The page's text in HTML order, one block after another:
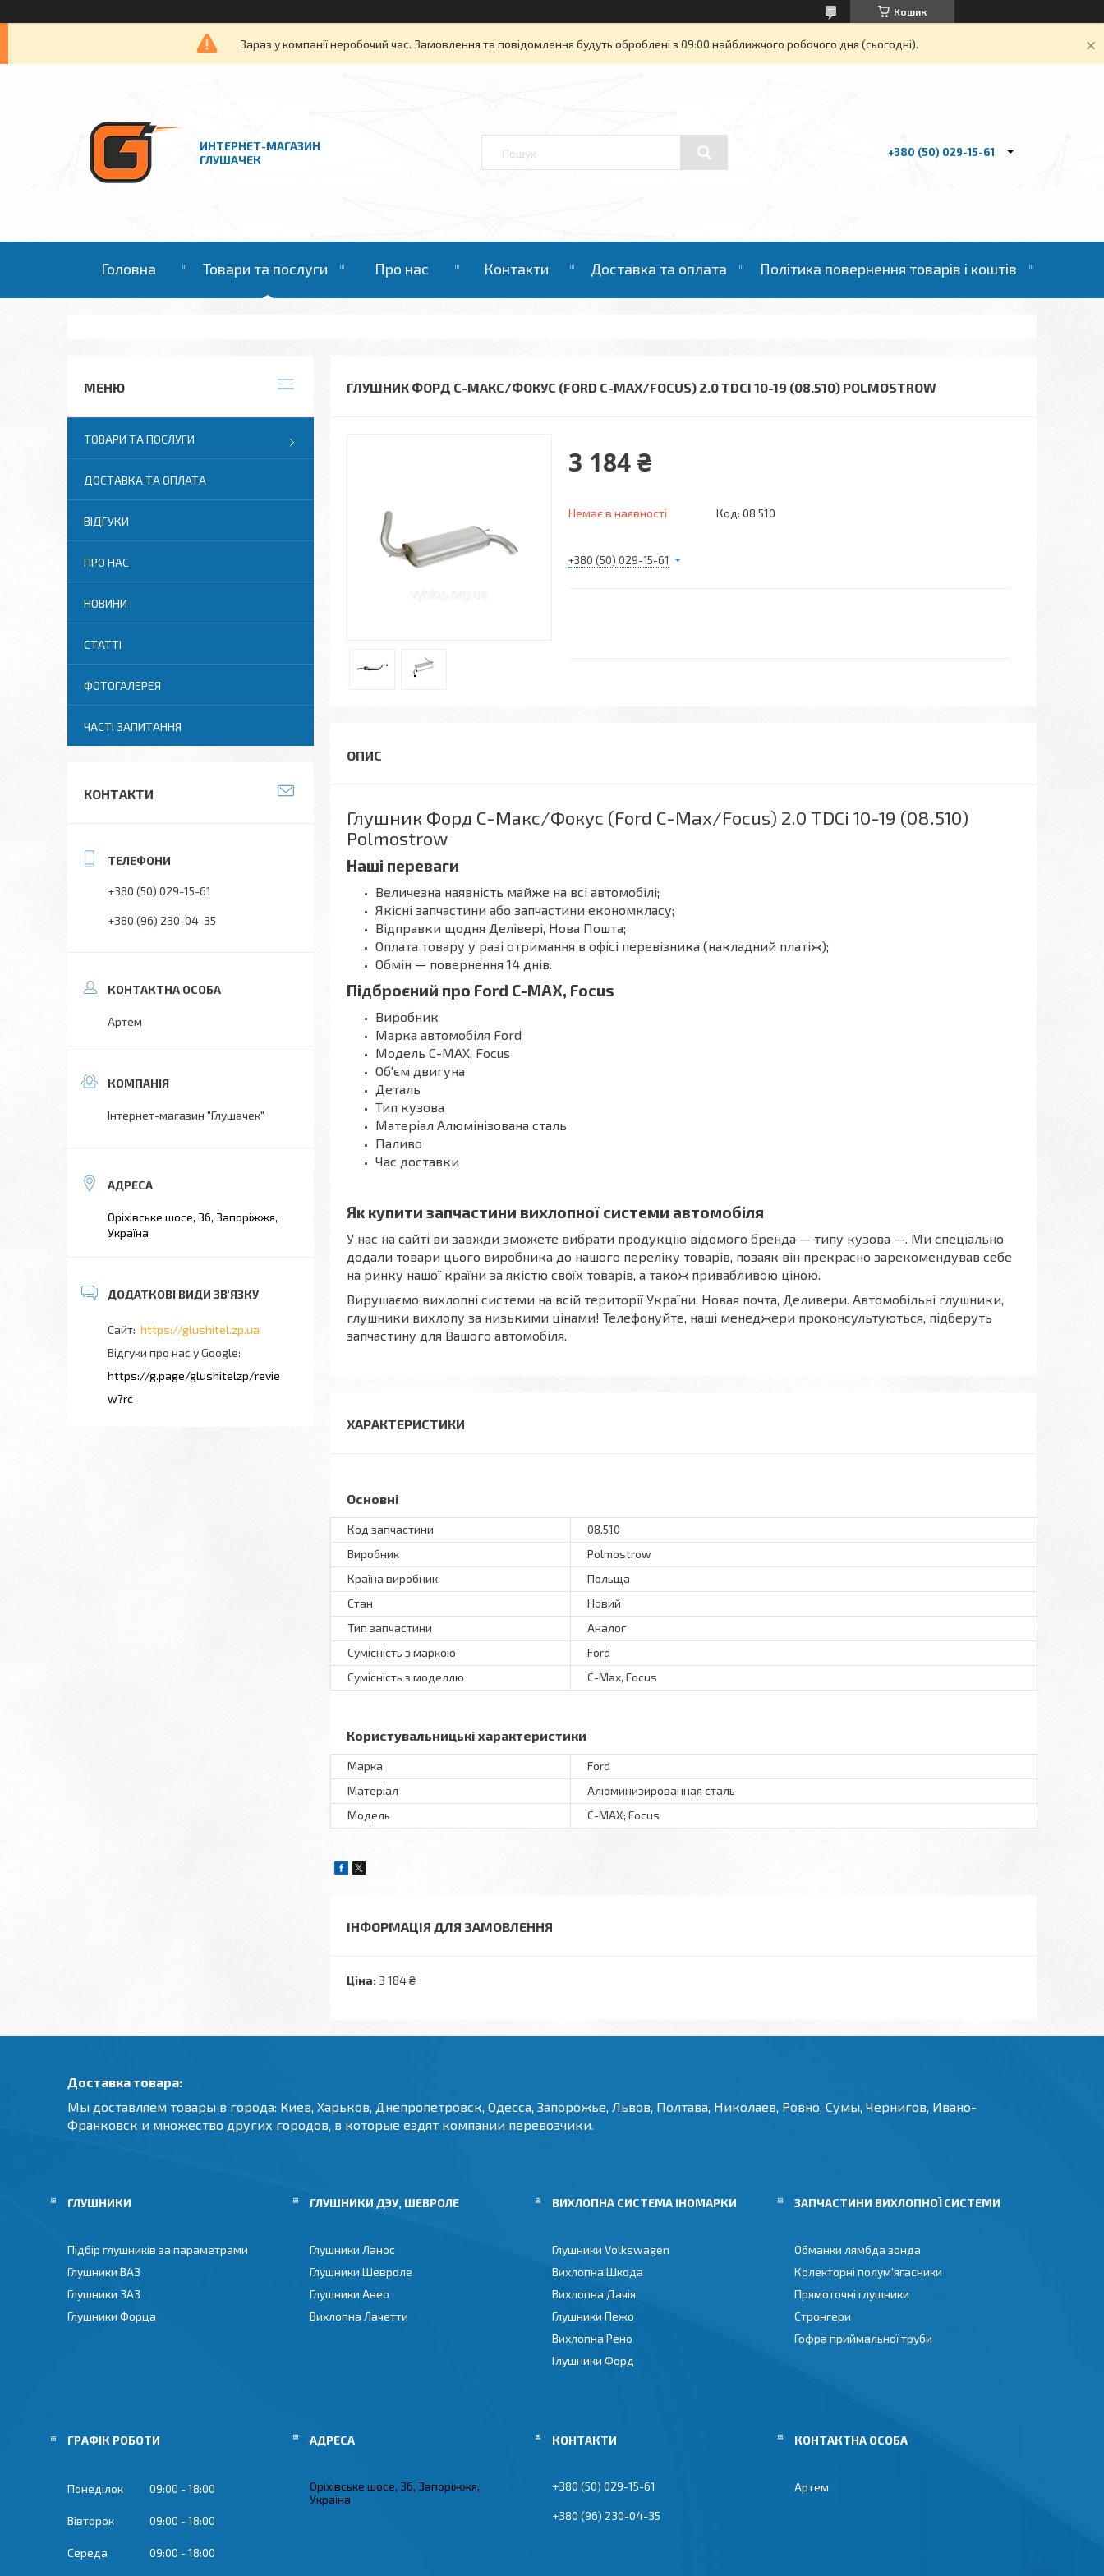
Кошик
Зараз у компанії неробочий час. Замовлення та повідомлення будуть оброблені з 09:00 найближчого робочого дня (сьогодні).
ИНТЕРНЕТ-МАГАЗИН
ГЛУШАЧЕК
+380 (50) 029-15-61
Головна Товари та послуги Про нас Контакти Доставка та оплата Політика повернення товарів і коштів
ГЛУШНИК ФОРД С-МАКС/ФОКУС (FORD C-MAX/FOCUS) 2.0 TDCI 10-19 (08.510) POLMOSTROW
3 184 ₴
Немає в наявності Код: 08.510
+380 (50) 029-15-61
Глушник Форд С-Макс/Фокус (Ford C-Max/Focus) 2.0 TDCi 10-19 (08.510)
Polmostrow
Наші переваги
Величезна наявність майже на всі автомобілі;
Якісні запчастини або запчастини економкласу;
Відправки щодня Делівері, Нова Пошта;
Оплата товару у разі отримання в офісі перевізника (накладний платіж);
Обмін — повернення 14 днів.
Підброєний про Ford C-MAX, Focus
Виробник
Марка автомобіля Ford
Модель C-MAX, Focus
Об'єм двигуна
Деталь
Тип кузова
Матеріал Алюмінізована сталь
Паливо
Час доставки
Як купити запчастини вихлопної системи автомобіля
У нас на сайті ви завжди зможете вибрати продукцію відомого бренда — типу кузова —. Ми спеціально
додали товари цього виробника до нашого переліку товарів, позаяк він прекрасно зарекомендував себе
на ринку нашої країни за якістю своїх товарів, а також привабливою ціною.
Вирушаємо вихлопні системи на всій території України. Новая почта, Деливери. Автомобільні глушники,
глушники вихлопу за низькими цінами! Телефонуйте, наші менеджери проконсультуються, підберуть
запчастину для Вашого автомобіля.
ХАРАКТЕРИСТИКИ
Основні
Код запчастини
08.510
Виробник
Polmostrow
Країна виробник
Польща
Стан
Новий
Тип запчастини
Аналог
Сумісність з маркою
Ford
Сумісність з моделлю
C-Max, Focus
Користувальницькі характеристики
Марка
Ford
Матеріал
Алюминизированная сталь
Мoдель
C-MAX; Focus
ІНФОРМАЦІЯ ДЛЯ ЗАМОВЛЕННЯ
Ціна: 3 184 ₴
ТОВАРИ ТА ПОСЛУГИ
ДОСТАВКА ТА ОПЛАТА
ВІДГУКИ
ПРО НАС
НОВИНИ
СТАТТІ
ФОТОГАЛЕРЕЯ
ЧАСТІ ЗАПИТАННЯ
КОНТАКТИ
+380 (50) 029-15-61
+380 (96) 230-04-35
Артем
Інтернет-магазин "Глушачек"
Оріхівське шосе, 36, Запоріжжя,
Україна
https://glushitel.zp.ua
Відгуки про нас у Google
https://g.page/glushitelzp/revie
w?rc
Доставка товара:
Мы доставляем товары в города: Киев, Харьков, Днепропетровск, Одесса, Запорожье, Львов, Полтава, Николаев, Ровно, Сумы, Чернигов, Ивано-
Франковск и множество других городов, в которые ездят компании перевозчики.
ГЛУШНИКИ
Підбір глушників за параметрами
Глушники ВАЗ
Глушники ЗАЗ
Глушники Форца
ГЛУШНИКИ ДЭУ, ШЕВРОЛЕ
Глушники Ланос
Глушники Шевроле
Глушники Авео
Вихлопна Лачетти
ВИХЛОПНА СИСТЕМА ІНОМАРКИ
Глушники Volkswagen
Вихлопна Шкода
Вихлопна Дачія
Глушники Пежо
Вихлопна Рено
Глушники Форд
ЗАПЧАСТИНИ ВИХЛОПНОЇ СИСТЕМИ
Обманки лямбда зонда
Колекторні полум'ягасники
Прямоточні глушники
Стронгери
Гофра приймальної труби
ГРАФІК РОБОТИ
Понеділок 09:00 18:00
Вівторок 09:00 18:00
Середа 09:00 18:00
Оріхівське шосе, 36, Запоріжжя,
Україна
+380 (50) 029-15-61
+380 (96) 230-04-35
Артем